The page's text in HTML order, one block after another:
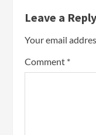
Leave a Reply
Your email
Comment *